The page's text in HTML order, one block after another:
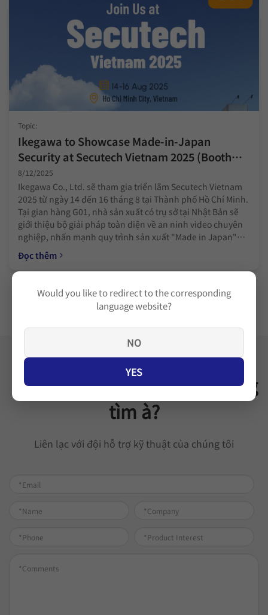
Topic:
Ikegawa to Showcase Made-in-Japan
Security at Secutech Vietnam 2025 (Booth
G01)
8/12/2025
Ikegawa Co., Ltd. sẽ tham gia triển lãm Secutech Vietnam
2025 từ ngày 14 đến 16 tháng 8 tại Thành phố Hồ Chí Minh.
Tại gian hàng G01, nhà sản xuất có trụ sở tại Nhật Bản sẽ
giới thiệu bộ giải pháp toàn diện về an ninh video chuyên
nghiệp, nhấn mạnh quy trình sản xuất "Made in Japan"
(COO) và chi tiết về vị thế là đối tác đáng tin cậy của G7
trong việc đảm bảo chuỗi cung ứng minh bạch và bảo vệ
dữ liệu.
Đọc thêm
Không tìm được thứ anh đang
tìm à?
Liên lạc với đội hỗ trợ kỹ thuật của chúng tôi
Would you like to redirect to the corresponding
language website?
NO
YES